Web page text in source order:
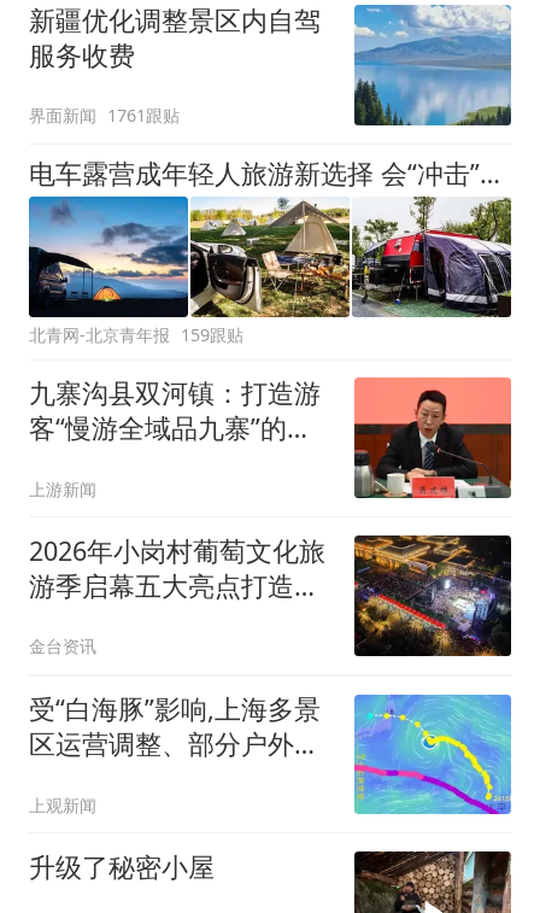
新疆优化调整景区内自驾
服务收费
界面新闻 1761跟贴
电车露营成年轻人旅游新选择 会“冲击”传统住宿业吗？
北青网-北京青年报 159跟贴
九寨沟县双河镇：打造游
客“慢游全域品九寨”的第
上游新闻
2026年小岗村葡萄文化旅
游季启幕五大亮点打造夏
金台资讯
受“白海豚”影响,上海多景
区运营调整、部分户外活
上观新闻
升级了秘密小屋